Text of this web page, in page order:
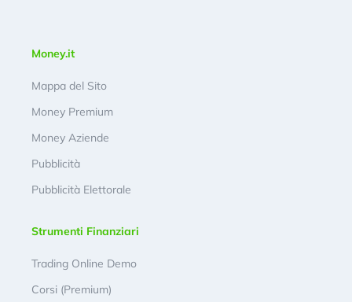
Money.it
Mappa del Sito
Money Premium
Money Aziende
Pubblicità
Pubblicità Elettorale
Strumenti Finanziari
Trading Online Demo
Corsi (Premium)